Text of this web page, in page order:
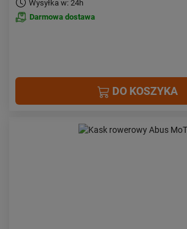
Wysyłka w: 24h
Darmowa dostawa
DO KOSZYKA